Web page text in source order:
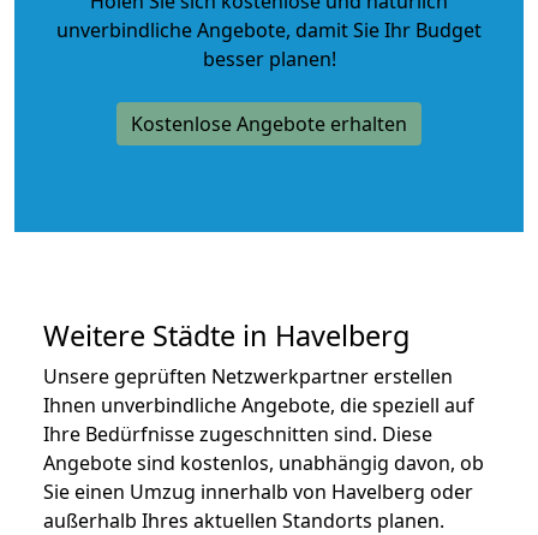
unverbindliche Angebote, damit Sie Ihr Budget
besser planen!
Kostenlose Angebote erhalten
Weitere Städte in Havelberg
Unsere geprüften Netzwerkpartner erstellen
Ihnen unverbindliche Angebote, die speziell auf
Ihre Bedürfnisse zugeschnitten sind. Diese
Angebote sind kostenlos, unabhängig davon, ob
Sie einen Umzug innerhalb von Havelberg oder
außerhalb Ihres aktuellen Standorts planen.